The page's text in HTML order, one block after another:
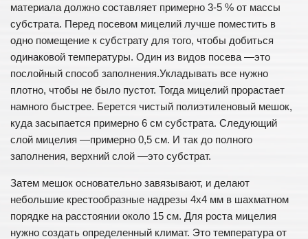
материала должно составляет примерно 3-5 % от массы
субстрата. Перед посевом мицелий лучше поместить в
одно помещение к субстрату для того, чтобы добиться
одинаковой температуры. Один из видов посева —это
послойный способ заполнения.Укладывать все нужно
плотно, чтобы не было пустот. Тогда мицелий прорастает
намного быстрее. Берется чистый полиэтиленовый мешок,
куда засыпается примерно 6 см субстрата. Следующий
слой мицелия —примерно 0,5 см. И так до полного
заполнения, верхний слой —это субстрат.
Затем мешок основательно завязывают, и делают
небольшие крестообразные надрезы 4х4 мм в шахматном
порядке на расстоянии около 15 см. Для роста мицелия
нужно создать определенный климат. Это температура от